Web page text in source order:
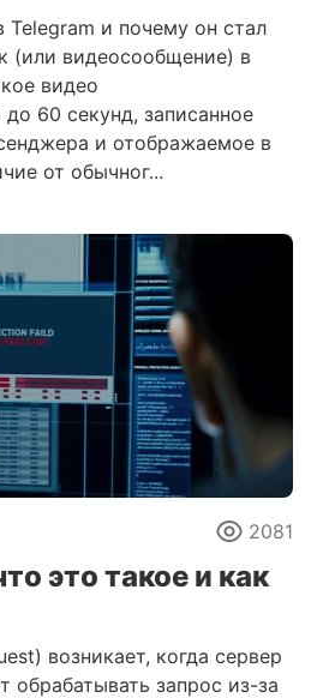
и почему он стал
(или видеосообщение) в
видео
60 секунд, записанное
и отображаемое в
от обычног...
2081
это такое и как
возникает, когда сервер
обрабатывать запрос из-за